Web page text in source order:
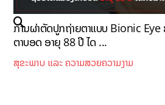
ການຜ່າຕັດປູກຖ່າຍຕາແບບ Bionic Eye
ຕາບອດ ອາຍຸ 88 ປີ ໄດ ...
ສຸຂະພາບ ແລະ ຄວາມສວຍຄວາມງາມ